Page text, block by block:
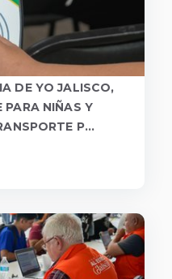
DE YO JALISCO,
NIÑAS Y
P...